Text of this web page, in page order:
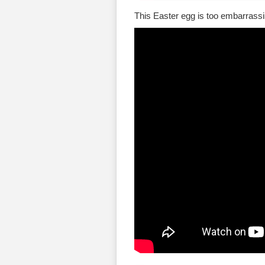
This Easter egg is too